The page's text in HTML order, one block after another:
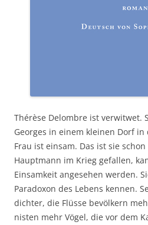
Thérèse Delombre ist verwitwet.
Georges in einem kleinen Dorf in
Frau ist einsam. Das ist sie
Hauptmann im Krieg gefallen,
Einsamkeit angesehen werden.
Paradoxon des Lebens kennen.
dichter, die Flüsse bevölkern
nisten mehr Vögel, die vor dem